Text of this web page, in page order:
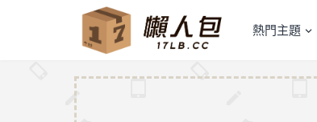
熱門主題